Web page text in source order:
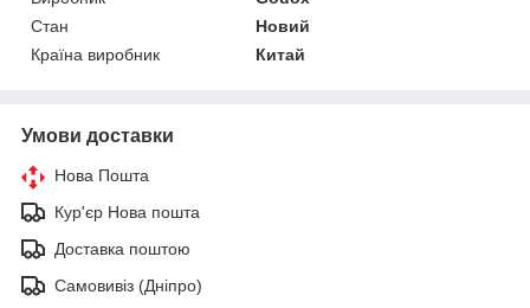
Стан
Новий
Країна виробник
Китай
Умови доставки
Нова Пошта
Кур'єр Нова пошта
Доставка поштою
Самовивіз (Дніпро)